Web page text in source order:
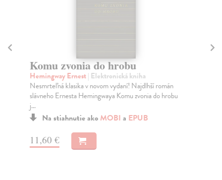
Komu zvonia do hrobu
Hemingway Ernest| Elektronická kniha
Nesmrteľná klasika v novom vydaní! Najdlhší román
slávneho Ernesta Hemingwaya Komu zvonia do hrobu
j...
Na stiahnutie akoMOBI a EPUB
11,60 €